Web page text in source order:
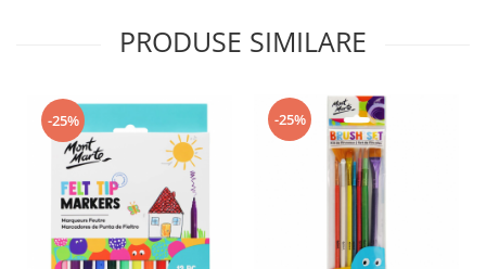
PRODUSE SIMILARE
-25% -25%